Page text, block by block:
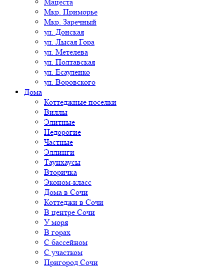
Мкр. Приморье
Мкр. Заречный
ул. Донская
ул. Лысая Гора
ул. Метелева
ул. Полтавская
ул. Есауленко
ул. Воровского
Дома
Коттеджные поселки
Виллы
Элитные
Недорогие
Частные
Эллинги
Таунхаусы
Вторичка
Эконом-класс
Дома в Сочи
Коттеджи в Сочи
В центре Сочи
У моря
В горах
С бассейном
С участком
Пригород Сочи